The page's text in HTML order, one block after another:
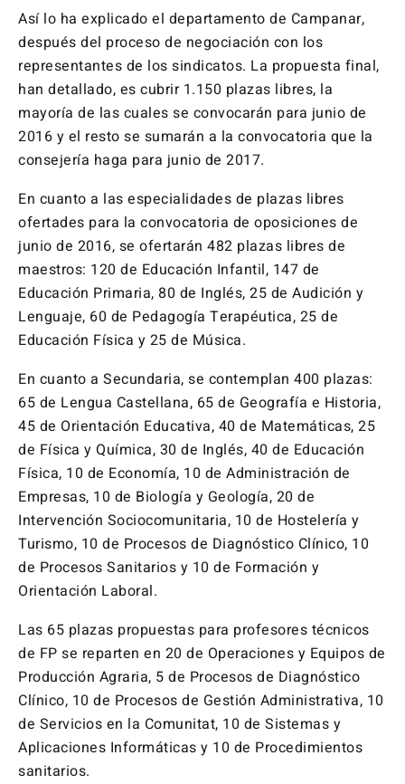
Así lo ha explicado el departamento de Campanar,
después del proceso de negociación con los
representantes de los sindicatos. La propuesta final,
han detallado, es cubrir 1.150 plazas libres, la
mayoría de las cuales se convocarán para junio de
2016 y el resto se sumarán a la convocatoria que la
consejería haga para junio de 2017.
En cuanto a las especialidades de plazas libres
ofertades para la convocatoria de oposiciones de
junio de 2016, se ofertarán 482 plazas libres de
maestros: 120 de Educación Infantil, 147 de
Educación Primaria, 80 de Inglés, 25 de Audición y
Lenguaje, 60 de Pedagogía Terapéutica, 25 de
Educación Física y 25 de Música.
En cuanto a Secundaria, se contemplan 400 plazas:
65 de Lengua Castellana, 65 de Geografía e Historia,
45 de Orientación Educativa, 40 de Matemáticas, 25
de Física y Química, 30 de Inglés, 40 de Educación
Física, 10 de Economía, 10 de Administración de
Empresas, 10 de Biología y Geología, 20 de
Intervención Sociocomunitaria, 10 de Hostelería y
Turismo, 10 de Procesos de Diagnóstico Clínico, 10
de Procesos Sanitarios y 10 de Formación y
Orientación Laboral.
Las 65 plazas propuestas para profesores técnicos
de FP se reparten en 20 de Operaciones y Equipos de
Producción Agraria, 5 de Procesos de Diagnóstico
Clínico, 10 de Procesos de Gestión Administrativa, 10
de Servicios en la Comunitat, 10 de Sistemas y
Aplicaciones Informáticas y 10 de Procedimientos
sanitarios.